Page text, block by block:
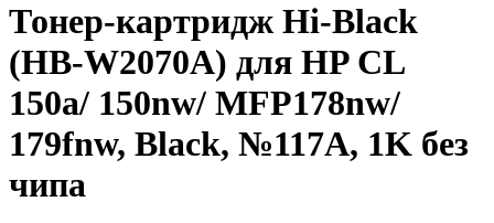
Тонер-картридж Hi-Black
(HB-W2070A) для HP CL
150a/ 150nw/ MFP178nw/
179fnw, Black, №117A, 1K без
чипа